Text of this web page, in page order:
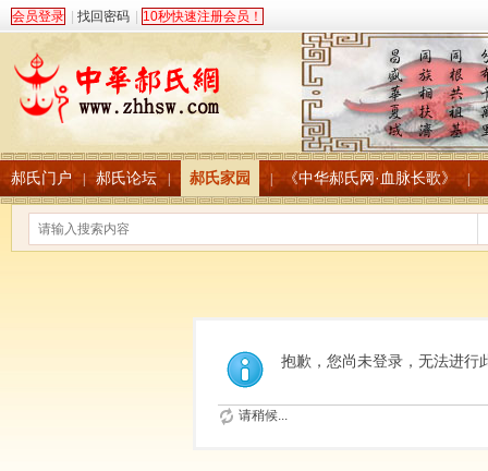
会员登录 找回密码 10秒快速注册会员！
郝氏门户 | 郝氏论坛 | 郝氏家园 《中华郝氏网·血脉长歌》
抱歉，您尚未登录，无法进行
请稍候...